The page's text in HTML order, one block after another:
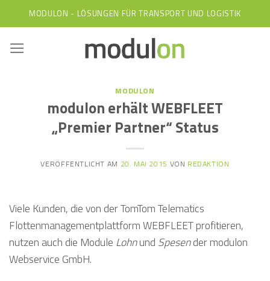
to
content
MODULON - LÖSUNGEN FÜR TRANSPORT UND LOGISTIK
MODULON
modulon erhält WEBFLEET
„Premier Partner“ Status
VERÖFFENTLICHT AM 20. MAI 2015 VON REDAKTION
Viele Kunden, die von der TomTom Telematics
Flottenmanagementplattform WEBFLEET profitieren,
nutzen auch die Module Lohnund Spesender modulon
Webservice GmbH.